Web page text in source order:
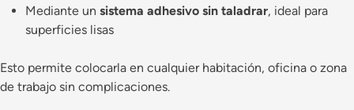
Mediante un sistema adhesivo sin taladrar, ideal para
superficies lisas
Esto permite colocarla en cualquier habitación, oficina o zona
de trabajo sin complicaciones.